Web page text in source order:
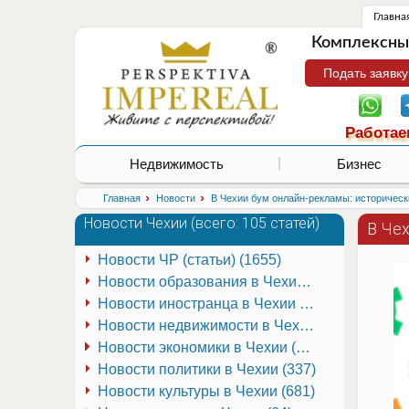
Подать
Недвижимость Бизнес
Главная › Новости › В Чехии бум онлайн-рекламы:
В
Новости Чехии (всего: 105 статей)
Новости иностранца в Чехии (223)
Новости культуры в Чехии (681)
Новости недвижимости в Чехии (337)
Новости образования в Чехии (251)
Новости политики в Чехии (337)
Новости ЧР (статьи) (1655)
Новости экономики в Чехии (941)